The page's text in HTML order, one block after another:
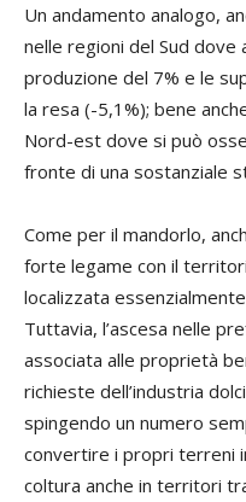
Un andamento analogo,
nelle regioni del Sud dove
produzione del 7% e le
la resa (-5,1%); bene
Nord-est dove si può
fronte di una sostanziale
Come per il mandorlo,
forte legame con il
localizzata
Tuttavia, l’ascesa nelle
associata alle proprietà
richieste dell’industria
spingendo un numero
convertire i propri terreni
coltura anche in territori